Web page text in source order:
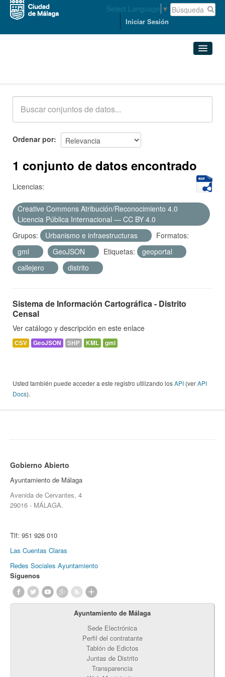
Select Language ▼
Iniciar Sesión
Acerca de
Ordenar por
1 conjunto de datos encontrado
Licencias:
Creative Commons Atribución/Reconocimiento 4.0
Licencia Pública Internacional — CC BY 4.0
Grupos:
Urbanismo e infraestructuras
Formatos:
gml
GeoJSON Etiquetas:
geoportal
callejero
distrito
Sistema de Información Cartográfica - Distrito
Censal
Ver catálogo y descripción en este enlace
CSV GeoJSON SHP KML gml
Usted también puede acceder a este registro utilizando losAPI (verAPI
Docs).
Gobierno Abierto
Ayuntamiento de Málaga
Avenida de Cervantes, 4
29016 - MÁLAGA.
Tlf: 951 926 010
Las Cuentas Claras
Redes Sociales Ayuntamiento
Síguenos
Ayuntamiento de Málaga
Sede Electrónica
Perfil del contratante
Tablón de Edictos
Juntas de Distrito
Transparencia